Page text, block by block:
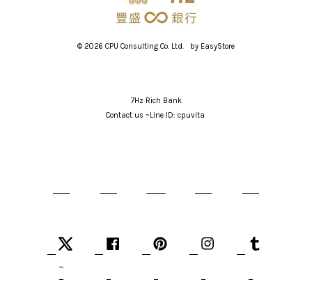
© 2026 CPU Consulting Co. Ltd.   by EasyStore
7Hz Rich Bank
Contact us ~Line ID: cpuvita